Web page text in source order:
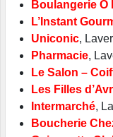
Boulangerie Ô
L’Instant
Uniconic,
Pharmacie,
Le Salon –
Les Filles
Intermarché,
Boucherie